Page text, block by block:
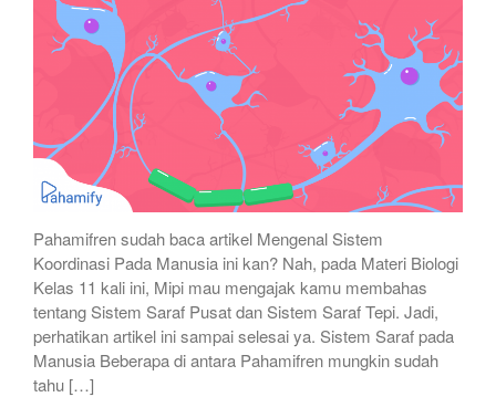
Pahamifren sudah baca artikel Mengenal Sistem
Koordinasi Pada Manusia ini kan? Nah, pada Materi Biologi
Kelas 11 kali ini, Mipi mau mengajak kamu membahas
tentang Sistem Saraf Pusat dan Sistem Saraf Tepi. Jadi,
perhatikan artikel ini sampai selesai ya. Sistem Saraf pada
Manusia Beberapa di antara Pahamifren mungkin sudah
tahu […]